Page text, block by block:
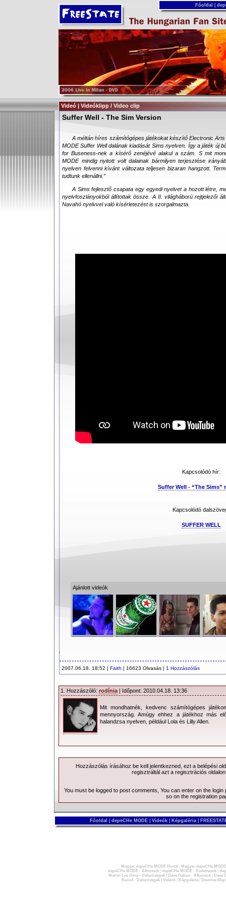
Főoldal
Videó | Videóklipp / Video clip
Suffer Well - The Sim Version
A méltán híres számítógépes játékokat készítő Electronic
MODE Suffer Well dalának kiadását Sims nyelven. Így a játék új
for Buseness-nek a kísérő zenéjévé alakul a szám. S mit
MODE mindig nyitott volt dalainak bármilyen terjesztése
nyelven felvenni kívánt változata teljesen bizaran hangzott.
tudtunk ellenállni.”
A Sims fejlesztő csapata egy egyedi nyelvet a hozott létre,
nyelvfoszlányokból állítottak össze. A II. világháború rejtjelezői
Navahó nyelvvel való kísérletezést is szorgalmazta.
Kapcsolódó hír:
Suffer Well - “The Sims”
Kapcsolódó
SUFFER WELL
Ajánlott videók
2007.06.18. 18:52 | Faith | 16623 Olvasás | 1 Hozzászólás
1. Hozzászóló: rodínia | Időpont: 2010.04.18. 13:36
Mit mondhatnék, kedvenc számítógépes
mennyország. Amúgy ehhez a játékhoz más
halandzsa nyelven, például Lola és Lilly Allen.
Hozzászólás írásához be kell jelentkezned, ezt a belépési
regisztráltál azt a regisztrációs
You must be logged to post comments, You can enter on the login
so on the registration
Főoldal depeCHe MODE Videók Képgaléria
Magyar depeCHe MODE Portál
Magyar depeCHe
depeCHe MODE - Albumok| depeCHe MODE - Kislemezek|
Martin Lee Gore - Dalszövegek| Dave Gahan - Albumok|
Dave
Recoil - Dalszövegek| Videók| Képgaléria| Devotee Map